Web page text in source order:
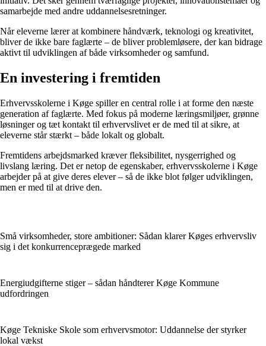
samarbejde med andre uddannelsesretninger.
Når eleverne lærer at kombinere håndværk, teknologi og kreativitet,
bliver de ikke bare faglærte – de bliver problemløsere, der kan bidrage
aktivt til udviklingen af både virksomheder og samfund.
En investering i fremtiden
Erhvervsskolerne i Køge spiller en central rolle i at forme den næste
generation af faglærte. Med fokus på moderne læringsmiljøer, grønne
løsninger og tæt kontakt til erhvervslivet er de med til at sikre, at
eleverne står stærkt – både lokalt og globalt.
Fremtidens arbejdsmarked kræver fleksibilitet, nysgerrighed og
livslang læring. Det er netop de egenskaber, erhvervsskolerne i Køge
arbejder på at give deres elever – så de ikke blot følger udviklingen,
men er med til at drive den.
Små virksomheder, store ambitioner: Sådan klarer Køges erhvervsliv
sig i det konkurrenceprægede marked
Energiudgifterne stiger – sådan håndterer Køge Kommune
udfordringen
Køge Tekniske Skole som erhvervsmotor: Uddannelse der styrker
lokal vækst